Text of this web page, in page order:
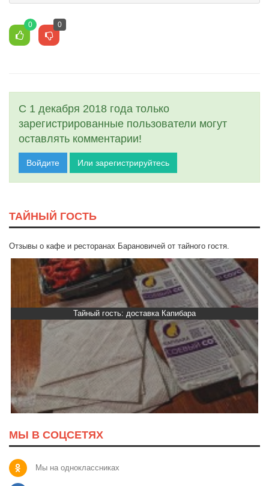
0 0
С 1 декабря 2018 года только
зарегистрированные пользователи могут
оставлять комментарии!
Войдите Или зарегистрируйтесь
ТАЙНЫЙ ГОСТЬ
Отзывы о кафе и ресторанах Барановичей от тайного гостя.
Тайный гость: доставка Капибара
МЫ В СОЦСЕТЯХ
Мы на одноклассниках